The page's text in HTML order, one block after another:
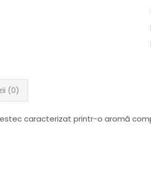
(0)
caracterizat printr-o aromă